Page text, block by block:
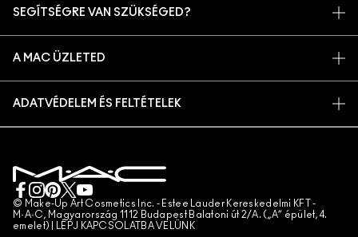
ÁLLATKÍSÉRLETEK
IRATKOZZ FEL AZ E-MAILEKRE
SEGÍTSÉGRE VAN SZÜKSÉGED?
GYIK
CHAT MOST
A MAC ÜZLETED
SMINKSZOLGÁLTATÁS
ADATVÉDELEM ÉS FELTÉTELEK
ÁLTALÁNOS SZERZŐDÉSI FELTÉTELEK
TERMÉKHAMISÍTÁS
TELEFONOS RENDELÉS
© Make-Up Art Cosmetics Inc. - Estee Lauder Kereskedelmi KFT -
M·A·C, Magyarország 1112 Budapest Balatoni út 2/A. („A” épület, 4.
emelet) |
LÉPJ KAPCSOLATBA VELÜNK